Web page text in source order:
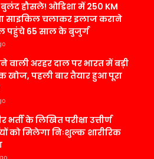
हौसले! ओडिशा में 250 KM
साइकिल चलाकर इलाज कराने
पहुंचे 65 साल के बुजुर्ग
वाली अरहर दाल पर भारत में बड़ी
खोज, पहली बार तैयार हुआ पूरा
भर्ती के लिखित परीक्षा उत्तीर्ण
को मिलेगा निःशुल्क शारीरिक